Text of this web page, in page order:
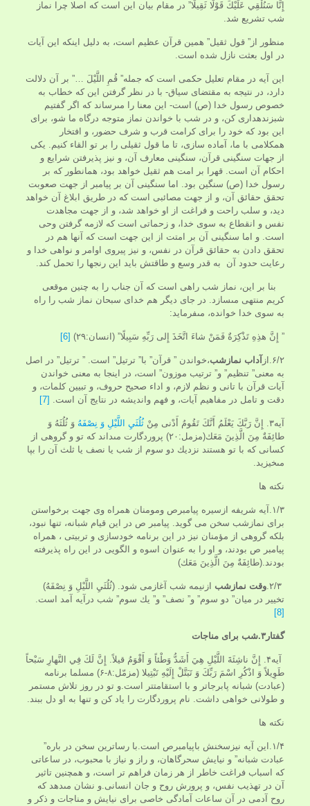
إِنَّا سَنُلْقِي عَلَيْكَ قَوْلًا ثَقِيلًا” در مقام بيان اين است كه اصلا چرا نماز
شب تشريع شد.
منظور از” قول ثقيل” همين قرآن عظيم است، به دليل اينكه اين آيات
در اول بعثت نازل شده است.
اين آيه در مقام تعليل حكمى است كه جمله” قُمِ اللَّيْلَ …” بر آن دلالت
دارد، در نتيجه به مقتضاى سياق- با در نظر گرفتن اين كه خطاب به
خصوص رسول خدا (ص) است- اين معنا را مى‏رساند كه اگر گفتيم
شب‏زنده‏دارى كن، و در شب با خواندن نماز متوجه درگاه ما شو، براى
اين بود كه خود را براى كرامت قرب و شرف حضور، و افتخار
همكلامى با ما، آماده سازى، تا ما قول ثقيلى را بر تو القاء كنيم. يكى
از جهات سنگينى قرآن، سنگينى معارف آن، و نيز پذيرفتن شرايع و
احكام آن است. قهرا بر امت هم ثقيل خواهد بود، همانطور كه بر
رسول خدا (ص) سنگين بود. اما سنگينى آن بر پیامبر از جهت صعوبت
تحقق حقائق آن، و از جهت مصائبى است كه در طريق ابلاغ آن خواهد
ديد، و سلب راحت و فراغت از او خواهد شد، و از جهت مجاهدت
نفس و انقطاع به سوى خدا، و زحماتى است كه لازمه گرفتن وحى
است. و اما سنگينى آن بر امتت از اين جهت است كه آنها هم در
تحقق دادن به حقائق قرآن در نفس، و نيز پيروى اوامر و نواهى خدا و
رعايت حدود آن به قدر وسع و طاقتش بايد اين رنجها را تحمل كند.
بنا بر اين، نماز شب راهى است كه آن جناب را به چنين موقعى
كريم منتهى مى‏سازد. در جاى ديگر هم خداى سبحان نماز شب را راه
به سوى خدا خوانده، مى‏فرمايد:
” إِنَّ هذِهِ تَذْكِرَةٌ فَمَنْ شاءَ اتَّخَذَ إِلى‏ رَبِّهِ سَبِيلًا” (انسان:۲۹) [6]
۶/۲.از آداب نمازشب،خواندن ” قرآن” با” ترتيل” است. ” ترتيل” در اصل
به معنى” تنظيم” و” ترتيب موزون” است، در اينجا به معنى خواندن
آيات قرآن با تانى و نظم لازم، و اداء صحيح حروف، و تبيين كلمات، و
دقت و تامل در مفاهيم آيات، و فهم وانديشه در نتايج آن است. [7]
آیه۳. إِنَّ رَبَّكَ يَعْلَمُ أَنَّكَ تَقُومُ أَدْنى‏ مِنْ ثُلُثَيِ اللَّيْلِ وَ نِصْفَهُ وَ ثُلُثَهُ وَ
طائِفَةٌ مِنَ الَّذِينَ مَعَك(مزمل:۲۰) پروردگارت مى‏داند كه تو و گروهى از
كسانى كه با تو هستند نزديك دو سوم از شب يا نصف يا ثلث آن را بپا
مى‏خيزيد.
نکته ها
۱/۳.آیه شریفه ازسیره پیامبرص ومومنان همراه وی جهت برخواستن
برای نمازشب سخن می گوید. پيامبر ص در اين قيام شبانه، تنها نبود،
بلكه گروهى از مؤمنان نيز در اين برنامه خودسازى و تربيتى ، همراه
پيامبر ص بودند، و او را به عنوان اسوه و الگويى در اين راه پذيرفته
بودند.(طائِفَةٌ مِنَ الَّذِينَ مَعَك)
وقت نمازشب ازنیمه شب آغازمی شود. (ثُلُثَيِ اللَّيْلِ وَ نِصْفَهُ)
تخيير در ميان” دو سوم” و” نصف” و” يك سوم” شب درآیه آمد است.
[8]
گفتار۳.شب برای مناجات
آیه۴. إِنَّ ناشِئَةَ اللَّيْلِ هِيَ أَشَدُّ وَطْئاً وَ أَقْوَمُ قيلاً. إِنَّ لَكَ فِي النَّهارِ سَبْحاً
طَوِيلاً وَ اذْكُرِ اسْمَ رَبِّكَ وَ تَبَتَّلْ إِلَيْهِ تَبْتِيلا (مزمّل:۸-۶) مسلما برنامه
(عبادت) شبانه پابرجاتر و با استقامت‏تر است.و تو در روز تلاش مستمر
و طولانى خواهى داشت. نام پروردگارت را ياد كن و تنها به او دل ببند.
نکته ها
۱/۴.اين آيه نیزسخنش باپیامبرص است.با رساترين سخن در باره”
عبادت شبانه” و نيايش سحرگاهان، و راز و نياز با محبوب، در ساعاتى
كه اسباب فراغت خاطر از هر زمان فراهم ‏تر است، و همچنين تاثير
آن در تهذيب نفس، و پرورش روح و جان انسانى.و نشان مى‏دهد كه
روح آدمى در آن ساعات آمادگى خاصى براى نيايش و مناجات و ذكر و